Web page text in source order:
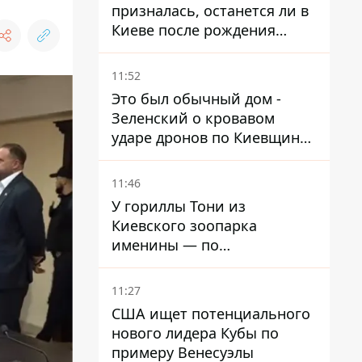
призналась, останется ли в
Киеве после рождения
ребенка
11:52
Это был обычный дом -
Зеленский о кровавом
ударе дронов по Киевщине,
где погибли дедушка,
бабушка и их малолетний
11:46
У гориллы Тони из
Киевского зоопарка
именины — по
человеческим меркам ему
уже больше 90 лет
11:27
США ищет потенциального
нового лидера Кубы по
примеру Венесуэлы